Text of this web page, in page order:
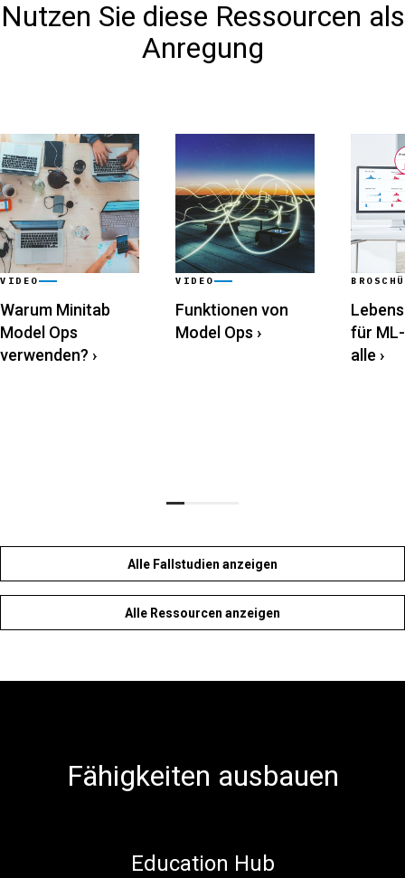
Nutzen Sie diese Ressourcen als
Anregung
VIDEO
Warum Minitab
Model Ops
verwenden? ›
VIDEO
Funktionen von
Model Ops ›
für
alle ›
Alle Fallstudien anzeigen
Alle Ressourcen anzeigen
Fähigkeiten ausbauen
Education Hub